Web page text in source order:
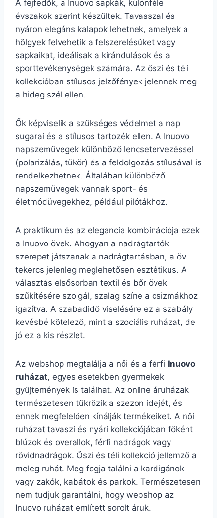
A fejfedők, a Inuovo sapkák, különféle
évszakok szerint készültek. Tavasszal és
nyáron elegáns kalapok lehetnek, amelyek a
hölgyek felvehetik a felszerelésüket vagy
sapkaikat, ideálisak a kirándulások és a
sporttevékenységek számára. Az őszi és téli
kollekcióban stílusos jelzőfények jelennek meg
a hideg szél ellen.
Ők képviselik a szükséges védelmet a nap
sugarai és a stílusos tartozék ellen. A Inuovo
napszemüvegek különböző lencsetervezéssel
(polarizálás, tükör) és a feldolgozás stílusával is
rendelkezhetnek. Általában különböző
napszemüvegek vannak sport- és
életmódüvegekhez, például pilótákhoz.
A praktikum és az elegancia kombinációja ezek
a Inuovo övek. Ahogyan a nadrágtartók
szerepet játszanak a nadrágtartásban, a öv
tekercs jelenleg meglehetősen esztétikus. A
választás elsősorban textil és bőr övek
szűkítésére szolgál, szalag színe a csizmákhoz
igazítva. A szabadidő viselésére ez a szabály
kevésbé kötelező, mint a szociális ruházat, de
jó ez a kis részlet.
Az webshop megtalálja a női és a férfi Inuovo
ruházat, egyes esetekben gyermekek
gyűjtemények is találhat. Az online áruházak
természetesen tükrözik a szezon idejét, és
ennek megfelelően kínálják termékeiket. A női
ruházat tavaszi és nyári kollekciójában főként
blúzok és overallok, férfi nadrágok vagy
rövidnadrágok. Őszi és téli kollekció jellemző a
meleg ruhát. Meg fogja találni a kardigánok
vagy zakók, kabátok és parkok. Természetesen
nem tudjuk garantálni, hogy webshop az
Inuovo ruházat említett sorolt áruk.